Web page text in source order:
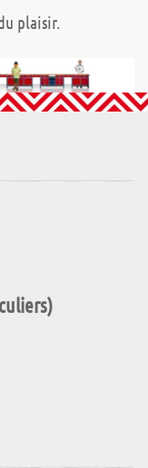
plaisir.